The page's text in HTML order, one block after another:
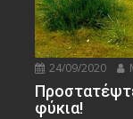
24/09/2020
φύκια!